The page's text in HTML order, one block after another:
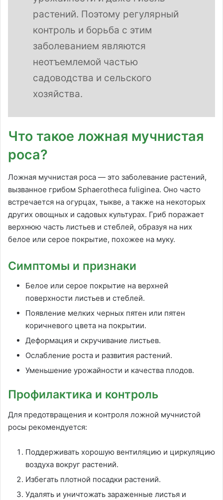
растений. Поэтому регулярный
контроль и борьба с этим
заболеванием являются
неотъемлемой частью
садоводства и сельского
хозяйства.
Что такое ложная мучнистая
роса?
Ложная мучнистая роса — это заболевание растений,
вызванное грибом Sphaerotheca fuliginea. Оно часто
встречается на огурцах, тыкве, а также на некоторых
других овощных и садовых культурах. Гриб поражает
верхнюю часть листьев и стеблей, образуя на них
белое или серое покрытие, похожее на муку.
Симптомы и признаки
Белое или серое покрытие на верхней
поверхности листьев и стеблей.
Появление мелких черных пятен или пятен
коричневого цвета на покрытии.
Деформация и скручивание листьев.
Ослабление роста и развития растений.
Уменьшение урожайности и качества плодов.
Профилактика и контроль
Для предотвращения и контроля ложной мучнистой
росы рекомендуется:
Поддерживать хорошую вентиляцию и циркуляцию
воздуха вокруг растений.
Избегать плотной посадки растений.
Удалять и уничтожать зараженные листья и